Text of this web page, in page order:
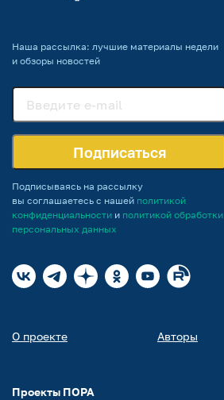
Наша рассылка: лучшие материалы недели
и обзоры новостей
Подписаться
Подписываясь на рассылку
вы соглашаетесь с нашей политикой
конфиденциальности и политикой обработки
персональных данных
О проекте Авторы
Проекты ПОРА